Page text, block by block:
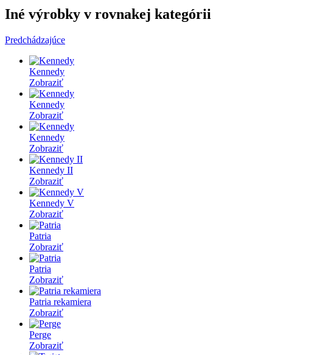
Iné výrobky v rovnakej kategórii
Predchádzajúce
Kennedy
Zobraziť
Kennedy
Zobraziť
Kennedy
Zobraziť
Kennedy II
Zobraziť
Kennedy V
Zobraziť
Patria
Zobraziť
Patria
Zobraziť
Patria rekamiera
Zobraziť
Perge
Zobraziť